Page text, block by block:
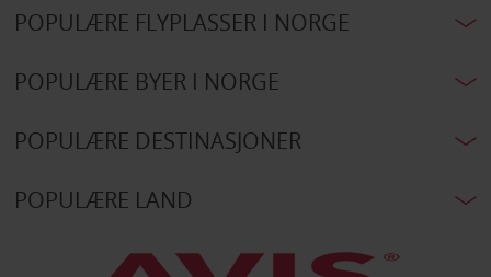
POPULÆRE FLYPLASSER I NORGE
POPULÆRE BYER I NORGE
POPULÆRE DESTINASJONER
POPULÆRE LAND